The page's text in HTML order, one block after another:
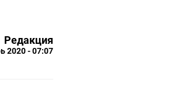
Редакция
2020 - 07:07